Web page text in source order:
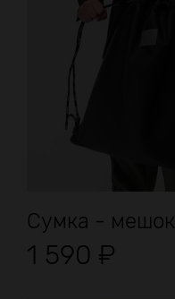
Сумка - мешок
1 590 ₽